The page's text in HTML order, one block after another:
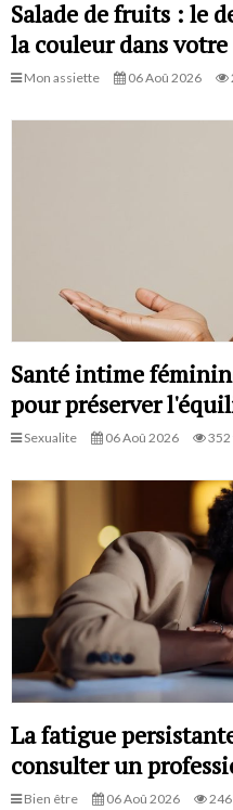
Salade de fruits : le
la couleur dans
Mon assiette 06 Aoû 2026
Santé intime
pour préserver
Sexualite 06 Aoû 2026 352
La fatigue
consulter un
Bien être 06 Aoû 2026